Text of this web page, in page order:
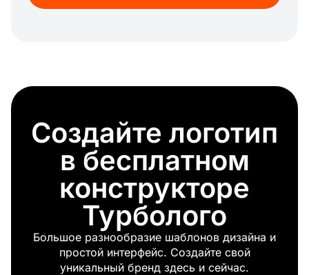
Создайте логотип
в бесплатном
конструкторе
Турболого
Большое разнообразие шаблонов дизайна и
простой интерфейс. Создайте свой
уникальный бренд здесь и сейчас.